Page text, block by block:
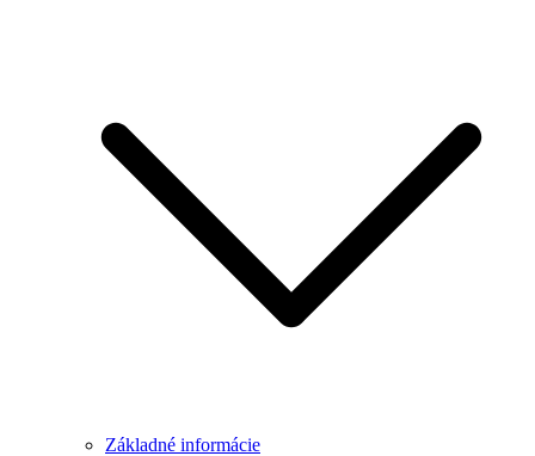
Základné informácie